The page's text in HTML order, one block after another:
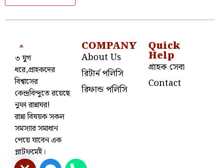
৩ যুগ
ধরে,গ্রাহকদের
বিশ্বাসের
কেন্দ্রবিন্দুতে রয়েছে
নুফা রান্নাঘর!
রান্না বিষয়ক সকল
সমস্যার সমাধান
পেয়ে যাবেন এক
প্লাটফর্মেই।
COMPANY
About Us
রিটার্ন পলিসি
রিফান্ড পলিসি
Quick
Help
গ্রাহক সেবা
Contact
chaty